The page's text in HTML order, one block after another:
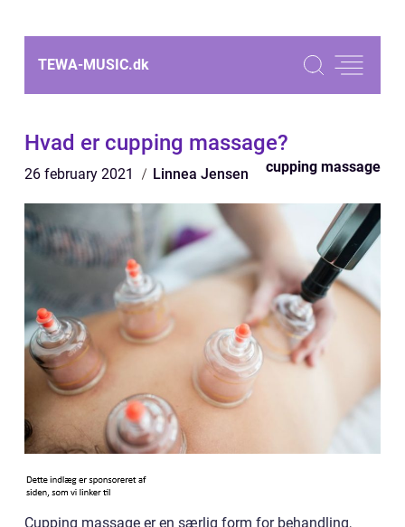
TEWA-MUSIC.dk
Hvad er cupping massage?
26 february 2021 Linnea Jensen cupping massage
Cupping massage er en særlig form for behandling,